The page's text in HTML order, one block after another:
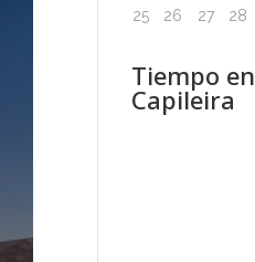
25
26 27 28
Tiempo en
Capileira